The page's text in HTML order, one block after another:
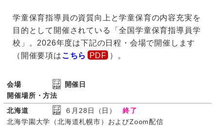
学童保育指導員の資質向上と学童保育の内容充実を
目的として開催されている「全国学童保育指導員学
校」。2026年度は下記の日程・会場で開催します
（開催要項はこちら ）。
会場
開催日
開催場所・方法
北海道
６月28日（日）
終了
北海学園大学（北海道札幌市）およびZoom配信